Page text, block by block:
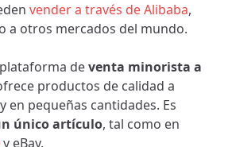
vender a través de Alibaba,
a otros mercados del mundo.
deventa minorista a
productos de calidad a
en pequeñas cantidades. Es
único artículo, tal como en
y eBay.